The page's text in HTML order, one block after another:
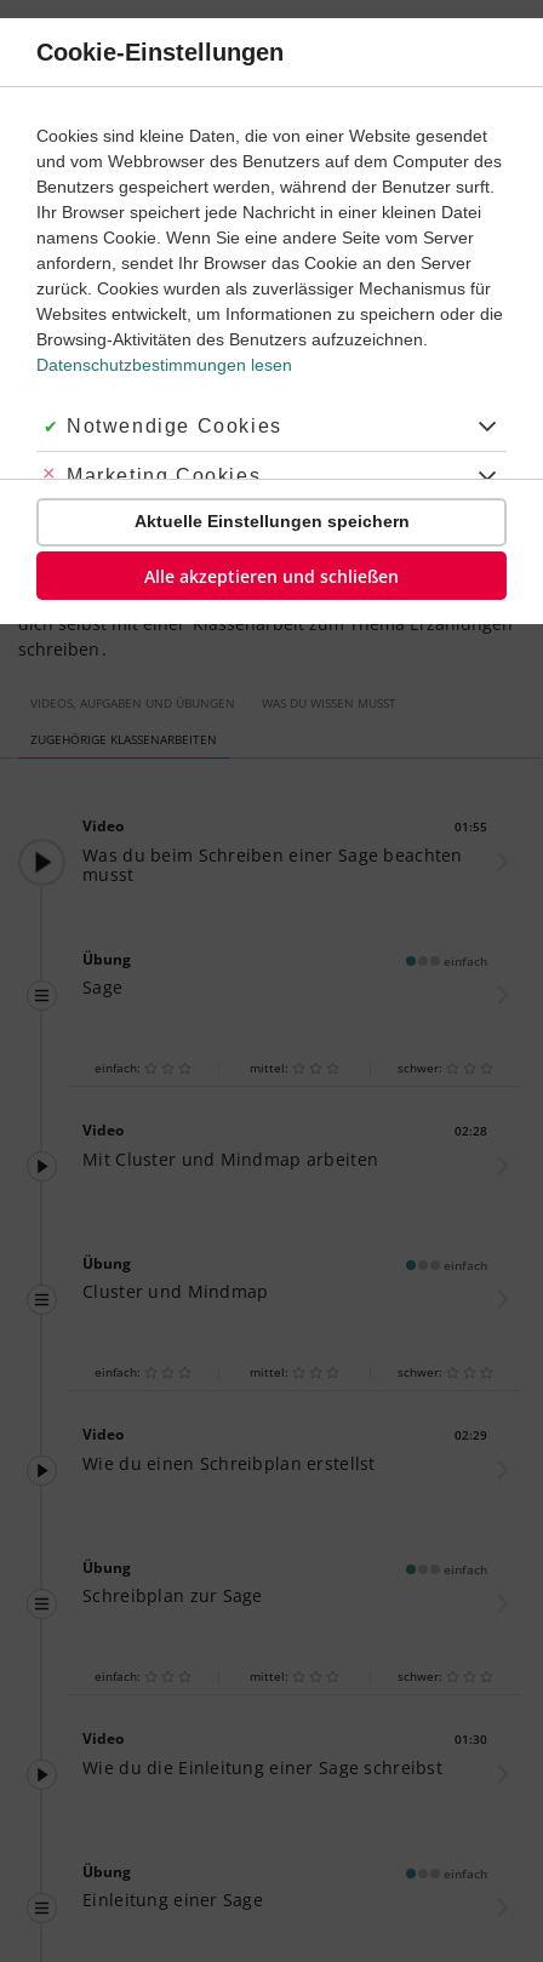
Direkt
Inhalt
Deutsch 6. Klasse
Dauer: 80 Minuten
Empfohlen von
Tutorin Joana
Was ist eine Sage?
Begebenheit anknüpft. In der Regel wurden Sagen zunächst
mündlich überliefert und erst später schriftlich festgehalten.
Sie enthalten fantastische, übernatürliche Elemente. Anders
als das Märchen nimmt die Sage Bezug auf ein wahres
Ereignis. Mit den interaktiven Übungen lassen sich Aufbau,
Merkmale und Hintergründe der Sage übrigens doppelt so
schnell lernen. Wenn du dein Wissen überprüfen willst, teste
dich selbst mit einerKlassenarbeit zum Thema Erzählungen
schreiben .
VIDEOS, AUFGABEN UND ÜBUNGEN WAS DU WISSEN MUSST
ZUGEHÖRIGE KLASSENARBEITEN
Video 01:55
Was du beim Schreiben einer Sage beachten
musst
Übung einfach
Sage
einfach: mittel: schwer:
Video 02:28
Mit Cluster und Mindmap arbeiten
Übung einfach
Cluster und Mindmap
einfach: mittel: schwer:
Video 02:29
Wie du einen Schreibplan erstellst
Übung einfach
Schreibplan zur Sage
einfach: mittel: schwer:
Video 01:30
Wie du die Einleitung einer Sage schreibst
Übung einfach
Einleitung einer Sage
Cookie-Einstellungen
Cookies sind kleine Daten, die von einer Website gesendet
und vom Webbrowser des Benutzers auf dem Computer des
Benutzers gespeichert werden, während der Benutzer surft.
Ihr Browser speichert jede Nachricht in einer kleinen Datei
namens Cookie. Wenn Sie eine andere Seite vom Server
anfordern, sendet Ihr Browser das Cookie an den Server
zurück. Cookies wurden als zuverlässiger Mechanismus für
Websites entwickelt, um Informationen zu speichern oder die
Browsing-Aktivitäten des Benutzers aufzuzeichnen.
Datenschutzbestimmungen lesen
Akzeptiert:
Notwendige Cookies
Abgelehnt:
Marketing Cookies
Abgelehnt:
Personalisierungs-Cookies
Aktuelle Einstellungen speichern
Alle akzeptieren und schließen